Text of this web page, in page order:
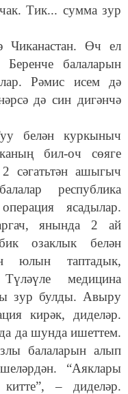
Тик... сумма зур
Чиканастан. Өч ел
балаларын
Рәмис исем дә
дә син дигәнчә
белән куркыныч
бил-оч сөяге
сәгатьтән ашыгыч
республика
ясадылар.
янында 2 ай
озаклык белән
юлын таптадык,
медицина
зур булды. Авыру
кирәк, диделәр.
да шунда ишеттем.
балаларын алып
“Аяклары
– диделәр.